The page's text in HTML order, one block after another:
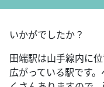
いかがでしたか？
田端駅は山手線内に
広がっている駅です